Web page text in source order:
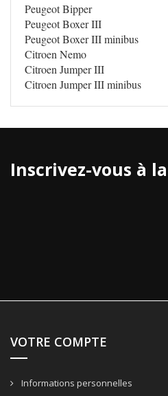
Peugeot Bipper
Peugeot Boxer III
Peugeot Boxer III minibus
Citroen Nemo
Citroen Jumper III
Citroen Jumper III minibus
Inscrivez-vous à
VOTRE COMPTE
Informations personnelles